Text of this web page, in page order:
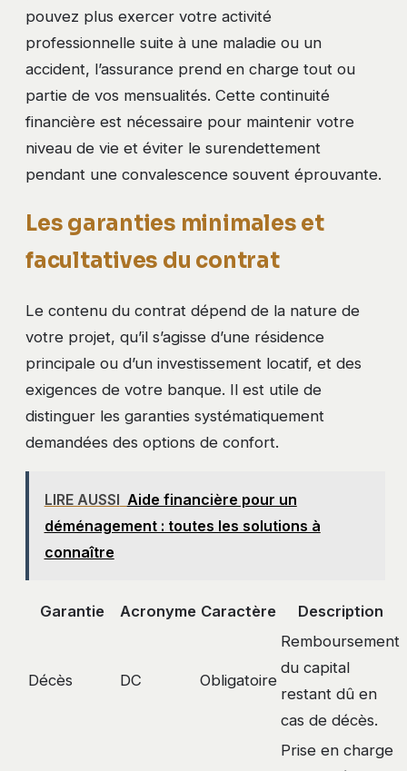
pouvez plus exercer votre activité
professionnelle suite à une maladie ou un
accident, l’assurance prend en charge tout ou
partie de vos mensualités. Cette continuité
financière est nécessaire pour maintenir votre
niveau de vie et éviter le surendettement
pendant une convalescence souvent éprouvante.
Les garanties minimales et
facultatives du contrat
Le contenu du contrat dépend de la nature de
votre projet, qu’il s’agisse d’une résidence
principale ou d’un investissement locatif, et des
exigences de votre banque. Il est utile de
distinguer les garanties systématiquement
demandées des options de confort.
LIRE AUSSI Aide financière pour un
déménagement : toutes les solutions à
connaître
Garantie Acronyme Caractère Description
Décès DC Obligatoire
Remboursement
du capital
restant dû en
cas de décès.
Prise en charge